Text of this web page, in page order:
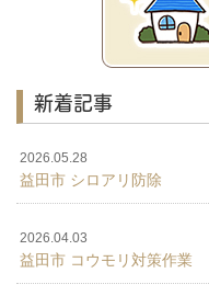
新着記事
2026.05.28
益田市 シロアリ防除
2026.04.03
益田市 コウモリ対策作業